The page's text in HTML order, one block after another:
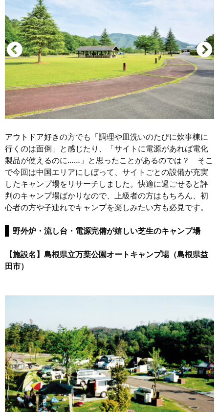
アウトドア好きの方でも「調理や皿洗いのたびに炊事棟に
行くのは面倒」と感じたり、「サイトに電源があれば電化
製品が使えるのに……」と思ったことがあるのでは？ そこ
で今回は中国エリアにしぼって、サイトごとの設備が充実
したキャンプ場をリサーチしました。快適に過ごせると評
判のキャンプ場ばかりなので、上級者の方はもちろん、初
心者の方や子連れでキャンプを楽しみたい方も必見です。
野外炉・流し台・電源完備が嬉しい芝生のキャンプ場
【施設名】島根県立万葉公園オートキャンプ場（島根県益
田市）